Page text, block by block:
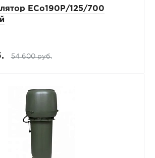
ECo190Р/125/700
54 600 руб.